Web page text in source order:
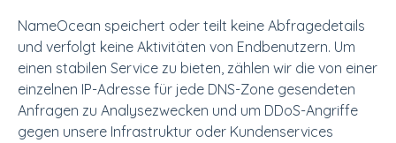
NameOcean speichert oder teilt keine Abfragedetails
und verfolgt keine Aktivitäten von Endbenutzern. Um
einen stabilen Service zu bieten, zählen wir die von einer
einzelnen IP-Adresse für jede DNS-Zone gesendeten
Anfragen zu Analysezwecken und um DDoS-Angriffe
gegen unsere Infrastruktur oder Kundenservices